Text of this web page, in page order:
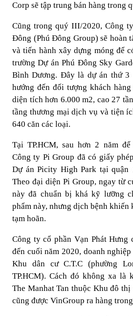
Corp sẽ tập trung bán hàng trong
Cũng trong quý III/2020, Công
Đông (Phú Đông Group) sẽ hoàn
và tiến hành xây dựng móng để
trường Dự án Phú Đông Sky
Bình Dương. Đây là dự án thứ 3
hướng đến đối tượng khách
diện tích hơn 6.000 m2, cao 27
tầng thương mại dịch vụ và tiện
640 căn các loại.
Tại TP.HCM, sau hơn 2 năm
Công ty Pi Group đã có giấy
Dự án Picity High Park tại quận
Theo đại diện Pi Group, ngay từ
này đã chuẩn bị khá kỹ lưỡng
phẩm này, nhưng dịch bệnh khiến
tạm hoãn.
Công ty cổ phần Vạn Phát Hưng
đến cuối năm 2020, doanh
Khu dân cư C.T.C (phường
TP.HCM). Cách đó không xa là
The Manhat Tan thuộc Khu đô
cũng được VinGroup ra hàng